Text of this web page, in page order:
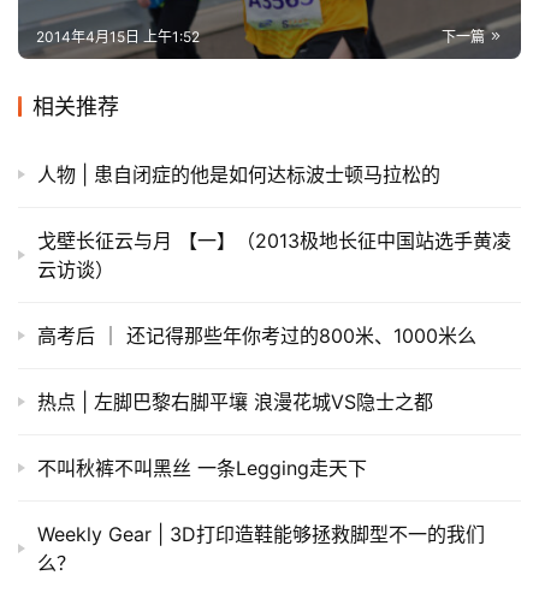
下一篇
2014年4月15日 上午1:52
相关推荐
人物 | 患自闭症的他是如何达标波士顿马拉松的
戈壁长征云与月 【一】（2013极地长征中国站选手黄凌
云访谈）
高考后 ｜ 还记得那些年你考过的800米、1000米么
热点 | 左脚巴黎右脚平壤 浪漫花城VS隐士之都
不叫秋裤不叫黑丝 一条Legging走天下
Weekly Gear | 3D打印造鞋能够拯救脚型不一的我们
么？